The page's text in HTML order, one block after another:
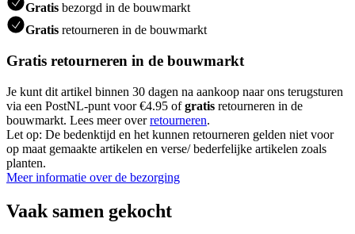
Gratis bezorgd in de bouwmarkt
Gratis retourneren in de bouwmarkt
Gratis retourneren in de bouwmarkt
Je kunt dit artikel binnen 30 dagen na aankoop naar ons terugsturen
via een PostNL-punt voor €4.95 ofgratis retourneren in de
bouwmarkt. Lees meer overretourneren.
Let op: De bedenktijd en het kunnen retourneren gelden niet voor
op maat gemaakte artikelen en verse/ bederfelijke artikelen zoals
planten.
Meer informatie over de bezorging
Vaak samen gekocht